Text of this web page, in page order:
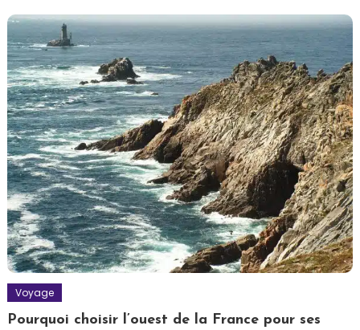
Voyage
Pourquoi choisir l’ouest de la France pour ses